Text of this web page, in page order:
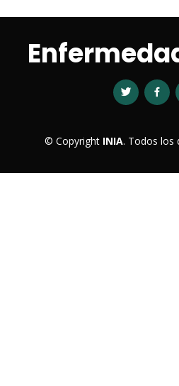
© Copyright INIA. Todos los